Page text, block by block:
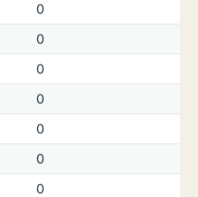
0
0
0
0
0
0
0